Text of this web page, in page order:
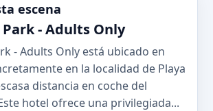
escena
- Adults Only
- Adults Only está ubicado en
en la localidad de Playa
distancia en coche del
hotel ofrece una privilegiada...